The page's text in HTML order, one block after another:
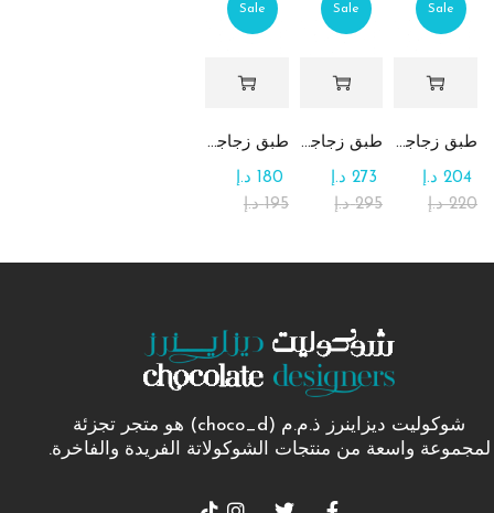
Sale
طبق زجاجي مربع يحتوي على تشكيلة من الشوكولاتة
220 د.إ
204 د.إ
Sale
طبق زجاجي دائري للحلوى مع الشوكولاتة
295 د.إ
273 د.إ
Sale
طبق زجاجي مربع يحتوي على الرهش
195 د.إ
180 د.إ
شوكوليت ديزاينرز ذ.م.م (choco_d) هو متجر تجزئة
لمجموعة واسعة من منتجات الشوكولاتة الفريدة والفاخرة.